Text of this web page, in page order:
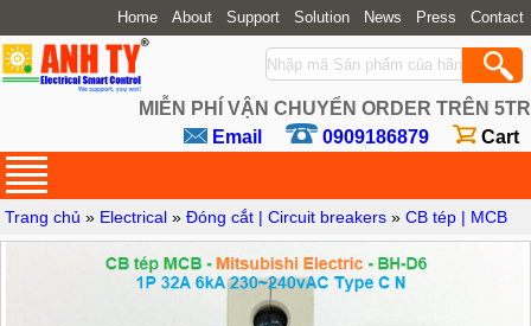
Home About Support Solution News Press Contact
MIỄN PHÍ VẬN CHUYỂN ORDER TRÊN 5TR
Email
0909186879 Cart
Trang chủ » Electrical »Đóng cắt | Circuit breakers »CB tép | MCB